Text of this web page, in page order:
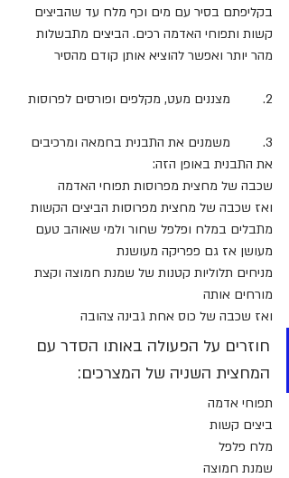
בקליפתם בסיר עם מים וכף מלח עד שהביצים
קשות ותפוחי האדמה רכים. הביצים מתבשלות
מהר יותר ואפשר להוציא אותן קודם מהסיר
2.         מצננים מעט, מקלפים ופורסים לפרוסות
3.         משמנים את התבנית בחמאה ומרכיבים
את התבנית באופן הזה:
שכבה של מחצית מפרוסות תפוחי האדמה
ואז שכבה של מחצית מפרוסות הביצים הקשות
מתבלים במלח ופלפל שחור ולמי שאוהב טעם
מעושן אז גם פפריקה מעושנת
מניחים תלוליות קטנות של שמנת חמוצה וקצת
מורחים אותה
ואז שכבה של כוס אחת גבינה צהובה
חוזרים על הפעולה באותו הסדר עם
המחצית השניה של המצרכים:
תפוחי אדמה
ביצים קשות
מלח פלפל
שמנת חמוצה